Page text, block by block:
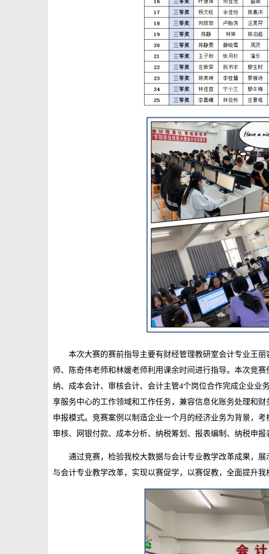
本次大赛的赛前指导主要有财经管理教研室会计专业王
师、陈奇伟老师和林媛老师利用课余时间进行指导。本次竞
纳、成本会计、审核会计、会计主管4个岗位合作完成企业业
享服务中心的工作领域和工作任务，兼容信息化账务处理和
申报模式。竞赛案例以制造企业一个月的经济业务为背景，
审核、网银付款、成本分析、纳税筹划、报表编制、纳税申报
通过竞赛，检验我校大数据与会计专业教学改革成果，
与会计专业教学改革，实现以赛促学，以赛促教，全面提升我